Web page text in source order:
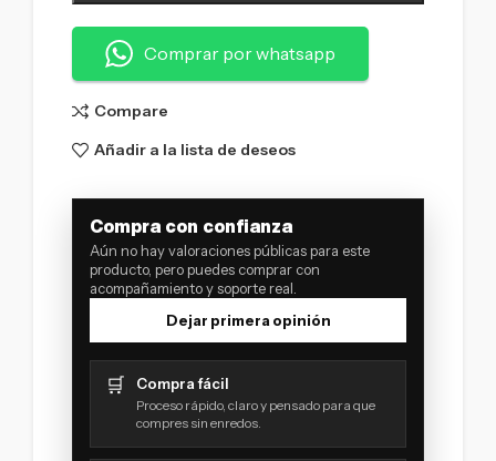
Comprar por whatsapp
Compare
Añadir a la lista de deseos
Compra con confianza
Aún no hay valoraciones públicas para este
producto, pero puedes comprar con
acompañamiento y soporte real.
Dejar primera opinión
🛒 Compra fácil
Proceso rápido, claro y pensado para que
compres sin enredos.